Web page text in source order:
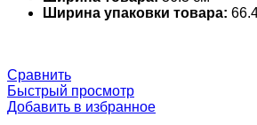
Ширина упаковки товара:
Сравнить
Быстрый просмотр
Добавить в избранное